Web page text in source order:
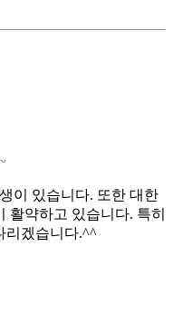
이 있습니다. 또한 대한
활약하고 있습니다. 특히
리겠습니다.^^